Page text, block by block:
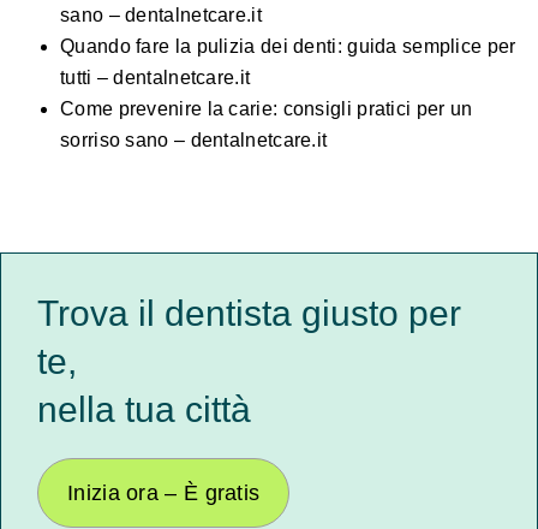
sano – dentalnetcare.it
Quando fare la pulizia dei denti: guida semplice per
tutti – dentalnetcare.it
Come prevenire la carie: consigli pratici per un
sorriso sano – dentalnetcare.it
Trova il dentista giusto per
te,
nella tua città
Inizia ora – È gratis